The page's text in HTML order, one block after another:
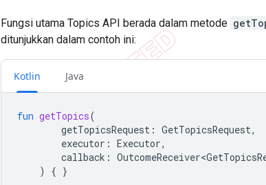
Fungsi utama Topics API berada dalam metode
ditunjukkan dalam contoh ini:
Kotlin Java
fun getTopics(
getTopicsRequest : GetTopicsRequest,
executor : Executor,
callback :
)
{ }